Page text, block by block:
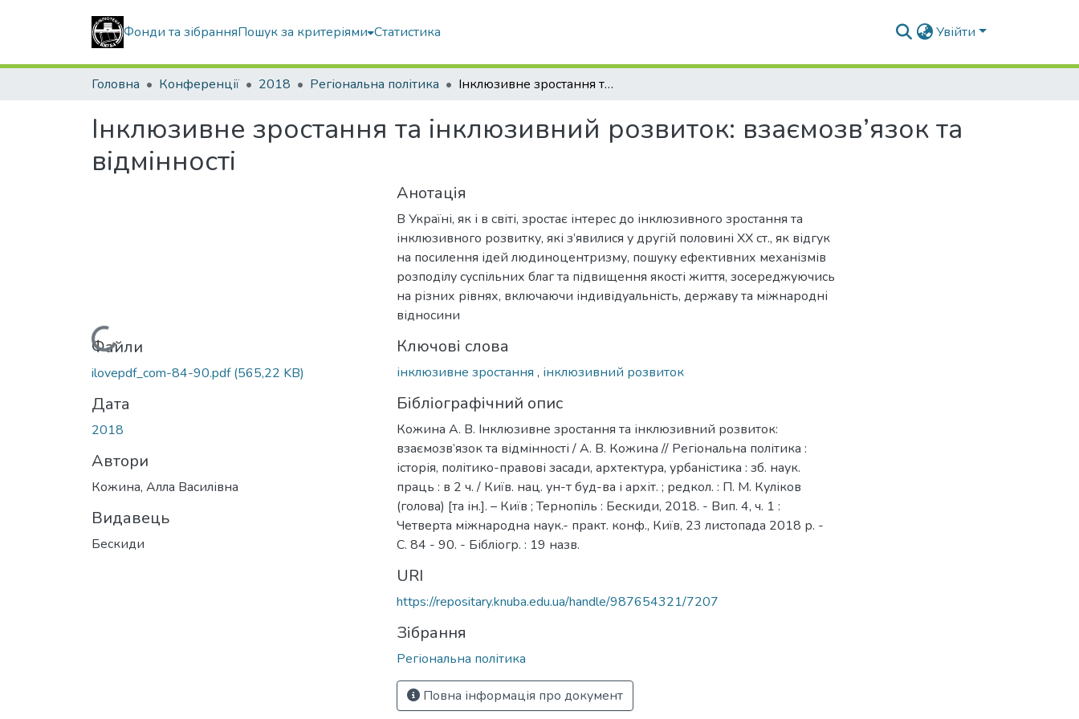
Фонди та зібранняПошук за критеріями Статистика Увійти
Головна Конференції 2018 Регіональна політика Інклюзивне зростання та інклюзивний розвиток: взаємозв’язок та відмінності
Інклюзивне зростання та інклюзивний розвиток: взаємозв’язок та
відмінності
Вантажиться...
Файли
ilovepdf_com-84-90.pdf(565,22 KB)
Дата
2018
Автори
Кожина, Алла Василівна
Видавець
Бескиди
Анотація
В Україні, як і в світі, зростає інтерес до інклюзивного зростання та
інклюзивного розвитку, які з’явилися у другій половині ХХ ст., як відгук
на посилення ідей людиноцентризму, пошуку ефективних механізмів
розподілу суспільних благ та підвищення якості життя, зосереджуючись
на різних рівнях, включаючи індивідуальність, державу та міжнародні
відносини
Ключові слова
інклюзивне зростання , інклюзивний розвиток
Бібліографічний опис
Кожина А. В. Інклюзивне зростання та інклюзивний розвиток:
взаємозв’язок та відмінності / А. В. Кожина // Регіональна політика :
історія, політико-правові засади, архтектура, урбаністика : зб. наук.
праць : в 2 ч. / Київ. нац. ун-т буд-ва і архіт. ; редкол. : П. М. Куліков
(голова) [та ін.]. – Київ ; Тернопіль : Бескиди, 2018. - Вип. 4, ч. 1 :
Четверта міжнародна наук.- практ. конф., Київ, 23 листопада 2018 р. -
С. 84 - 90. - Бібліогр. : 19 назв.
URI
https://repositary.knuba.edu.ua/handle/987654321/7207
Зібрання
Регіональна політика
Повна інформація про документ